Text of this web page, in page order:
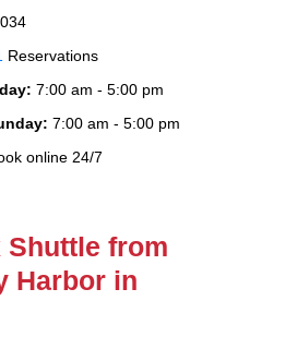
Reservations
7:00 am - 5:00 pm
7:00 am - 5:00 pm
online 24/7
Shuttle from
Harbor in